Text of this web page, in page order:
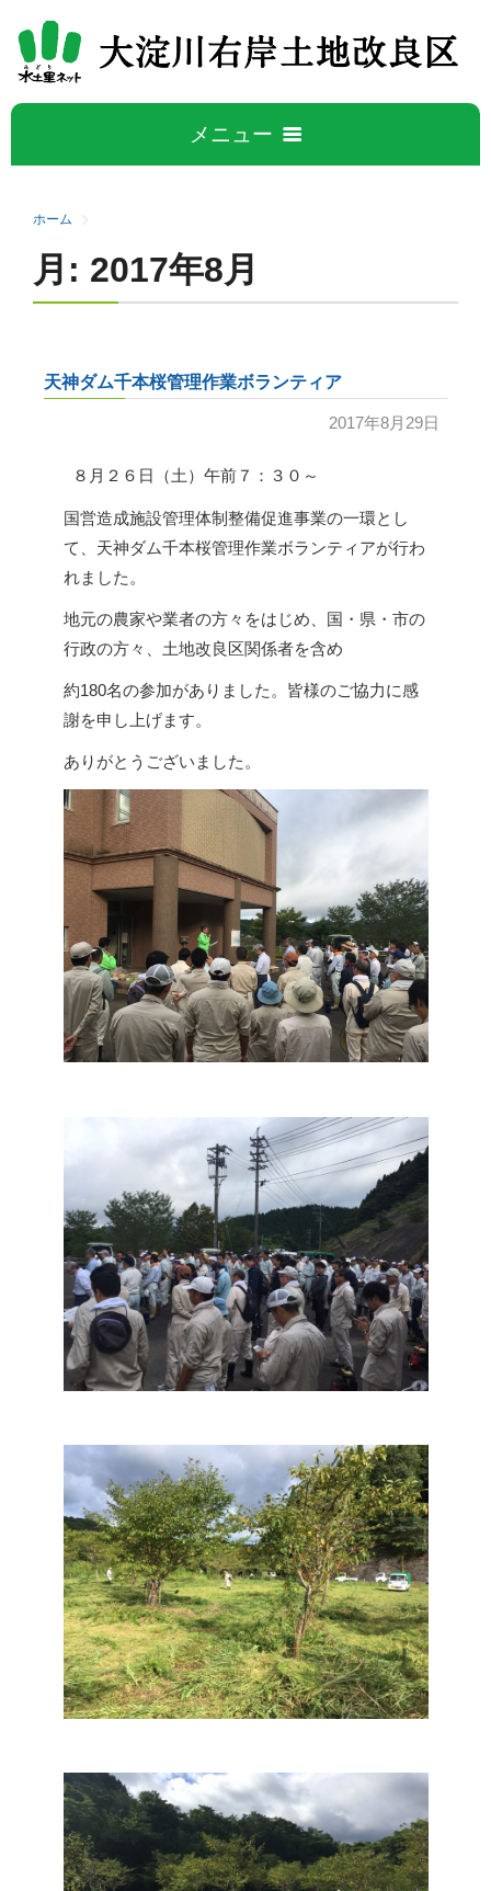
メニュー
大淀川右岸について
事業概要
活動と取り組み
営農状況について
賦課金について
定款
給水栓の整備
採用情報
ホーム
月: 2017年8月
天神ダム千本桜管理作業ボランティア
2017年8月29日
８月２６日（土）午前７：３０～
国営造成施設管理体制整備促進事業の一環とし
て、天神ダム千本桜管理作業ボランティアが行わ
れました。
地元の農家や業者の方々をはじめ、国・県・市の
行政の方々、土地改良区関係者を含め
約180名の参加がありました。皆様のご協力に感
謝を申し上げます。
ありがとうございました。